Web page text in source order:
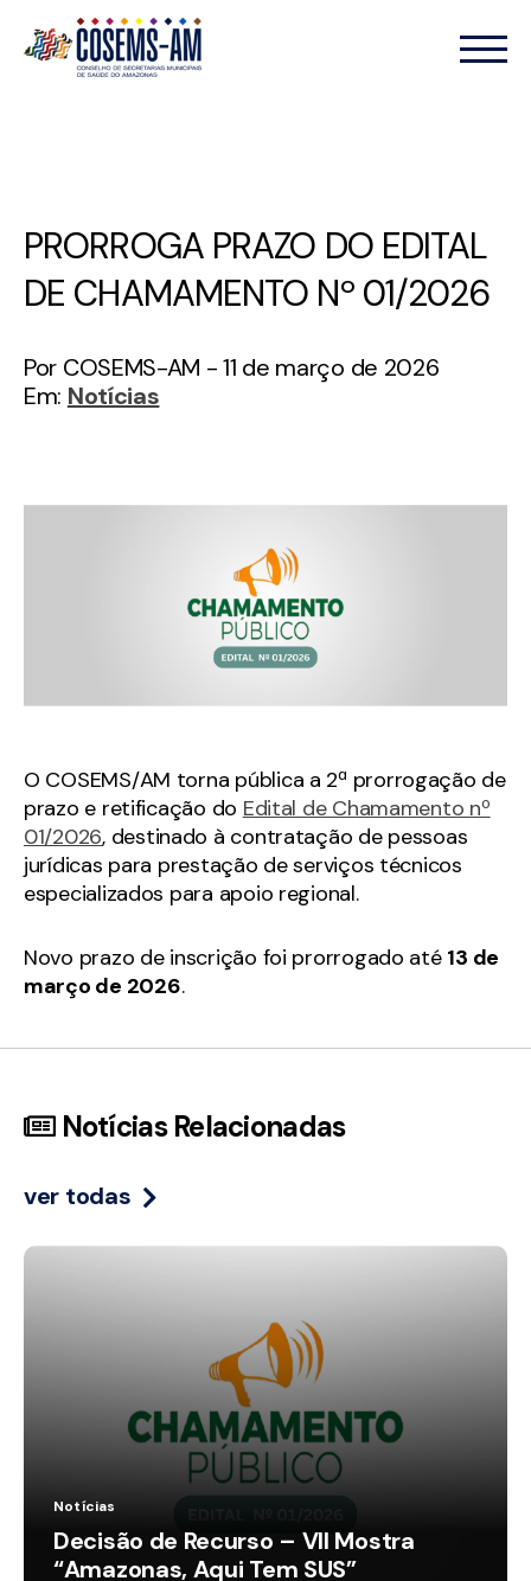
PRORROGA PRAZO DO EDITAL
DE CHAMAMENTO Nº 01/2026
Por COSEMS-AM - 11 de março de 2026
Em: Notícias
O COSEMS/AM torna pública a 2ª prorrogação de
prazo e retificação do Edital de Chamamento nº
01/2026, destinado à contratação de pessoas
jurídicas para prestação de serviços técnicos
especializados para apoio regional.
Novo prazo de inscrição foi prorrogado até 13 de
março de 2026.
Notícias Relacionadas
ver todas
Notícias
Decisão de Recurso – VII Mostra
“Amazonas, Aqui Tem SUS”